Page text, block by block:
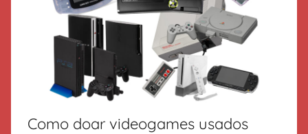
Como doar videogames usados